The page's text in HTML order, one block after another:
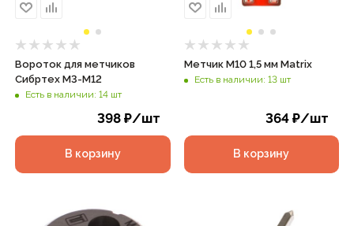
Вороток для метчиков
Сибртех М3-М12
Есть в наличии: 14 шт
398₽/шт
В корзину
Метчик М10 1,5 мм Matrix
Есть в наличии: 13 шт
364 ₽/шт
В корзину